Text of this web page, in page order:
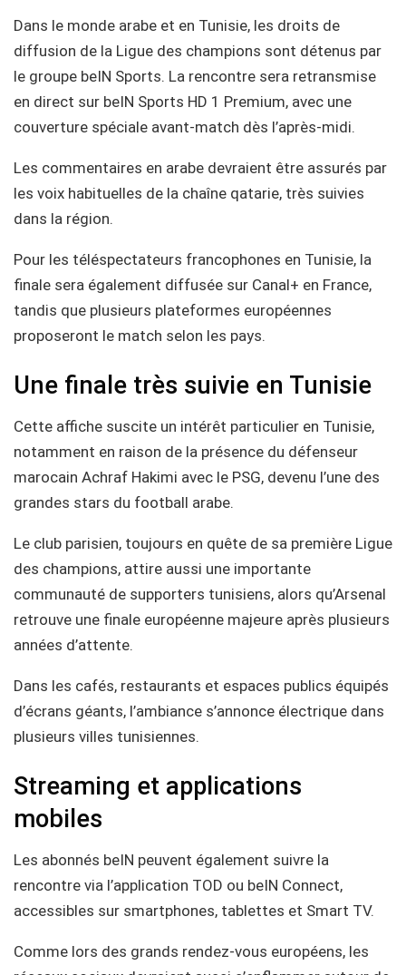
Dans le monde arabe et en Tunisie, les droits de
diffusion de la Ligue des champions sont détenus par
le groupe beIN Sports. La rencontre sera retransmise
en direct sur beIN Sports HD 1 Premium, avec une
couverture spéciale avant-match dès l’après-midi.
Les commentaires en arabe devraient être assurés par
les voix habituelles de la chaîne qatarie, très suivies
dans la région.
Pour les téléspectateurs francophones en Tunisie, la
finale sera également diffusée sur Canal+ en France,
tandis que plusieurs plateformes européennes
proposeront le match selon les pays.
Une finale très suivie en Tunisie
Cette affiche suscite un intérêt particulier en Tunisie,
notamment en raison de la présence du défenseur
marocain Achraf Hakimi avec le PSG, devenu l’une des
grandes stars du football arabe.
Le club parisien, toujours en quête de sa première Ligue
des champions, attire aussi une importante
communauté de supporters tunisiens, alors qu’Arsenal
retrouve une finale européenne majeure après plusieurs
années d’attente.
Dans les cafés, restaurants et espaces publics équipés
d’écrans géants, l’ambiance s’annonce électrique dans
plusieurs villes tunisiennes.
Streaming et applications
mobiles
Les abonnés beIN peuvent également suivre la
rencontre via l’application TOD ou beIN Connect,
accessibles sur smartphones, tablettes et Smart TV.
Comme lors des grands rendez-vous européens, les